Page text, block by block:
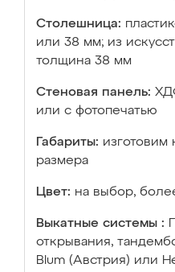
Столешница:
или 38 мм; из
толщина 38 мм
Стеновая панель:
или с фотопечатью
Габариты:
размера
Цвет: на выбор,
Выкатные системы :
открывания,
Blum (Австрия) или